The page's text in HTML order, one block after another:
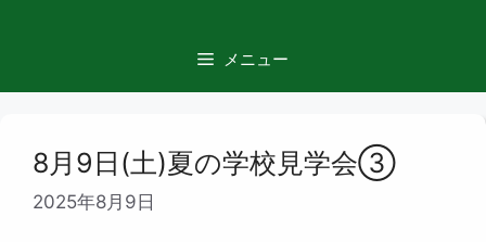
ン
メニュー
8月9日(土)夏の学校見学会③
2025年8月9日